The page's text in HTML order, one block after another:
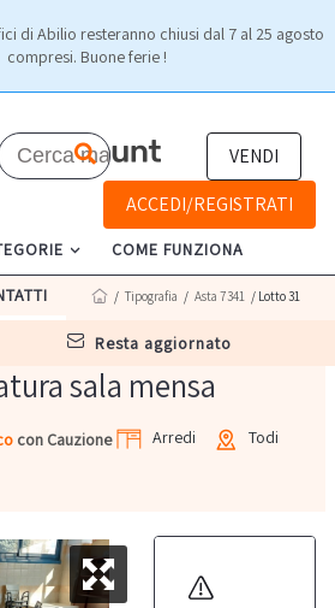
di Abilio resteranno chiusi dal 7 al 25 agosto
compresi. Buone ferie !
VENDI
ACCEDI/REGISTRATI
COME FUNZIONA
resta aggiornato
/ Tipografia / Asta 7341 / Lotto 31
sala mensa
con Cauzione Arredi Todi